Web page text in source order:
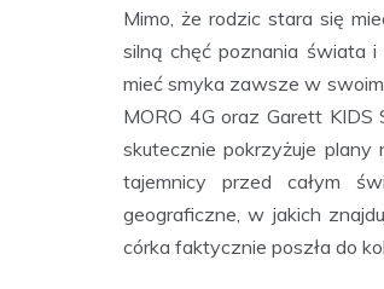
Mimo, że rodzic stara się
silną chęć poznania świata
mieć smyka zawsze w
MORO 4G oraz Garett
skutecznie pokrzyżuje
tajemnicy przed całym
geograficzne, w jakich
córka faktycznie poszła do